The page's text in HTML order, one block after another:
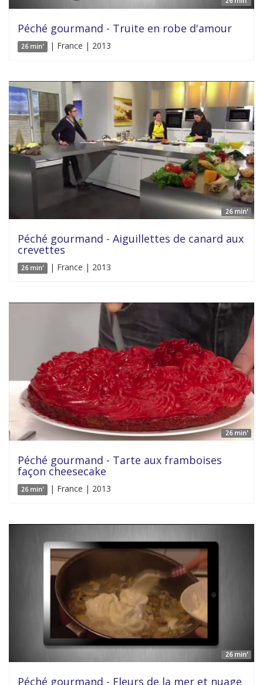
Péché gourmand - Truite en robe d'amour
26 min' | France | 2013
26 min'
Péché gourmand - Aiguillettes de canard aux
crevettes
26 min' | France | 2013
26 min'
Péché gourmand - Tarte aux framboises
façon cheesecake
26 min' | France | 2013
26 min'
Péché gourmand - Fleurs de la mer et nuage